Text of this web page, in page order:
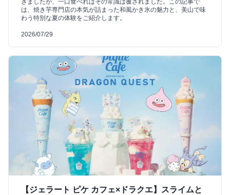
きましたが、一口食べればその常識は覆されました。この記事で
は、焼き芋専門店の本気が詰まった和風かき氷の魅力と、美山で味
わう特別な夏の体験をご紹介します。
2026/07/29
【ジェラート ピケ カフェ×ドラクエ】スライムと